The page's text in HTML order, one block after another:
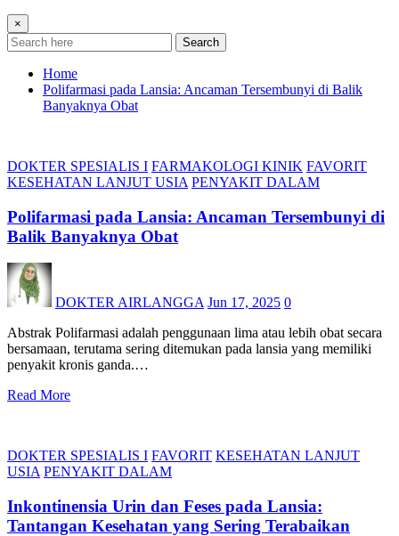
×
Search
Home
Polifarmasi pada Lansia: Ancaman Tersembunyi di Balik
Banyaknya Obat
DOKTER SPESIALIS I FARMAKOLOGI KINIK FAVORIT
KESEHATAN LANJUT USIA PENYAKIT DALAM
Polifarmasi pada Lansia: Ancaman Tersembunyi di
Balik Banyaknya Obat
DOKTER AIRLANGGA Jun 17, 2025 0
Abstrak Polifarmasi adalah penggunaan lima atau lebih obat secara
bersamaan, terutama sering ditemukan pada lansia yang memiliki
penyakit kronis ganda.…
Read More
DOKTER SPESIALIS I FAVORIT KESEHATAN LANJUT
USIA PENYAKIT DALAM
Inkontinensia Urin dan Feses pada Lansia:
Tantangan Kesehatan yang Sering Terabaikan